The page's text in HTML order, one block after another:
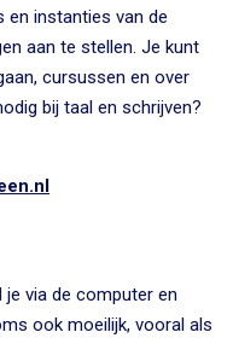
en instanties van de
aan te stellen. Je kunt
cursussen en over
bij taal en schrijven?
je via de computer en
ook moeilijk, vooral als